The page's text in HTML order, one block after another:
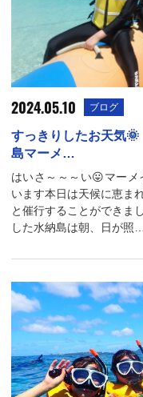
2024.05.10 ブログ
すっきりしたお天気
島マーメ…
はいさ～～～い😛マー
います本日は天候に恵ま
と催行することができま
した水納島は朝、日が照…